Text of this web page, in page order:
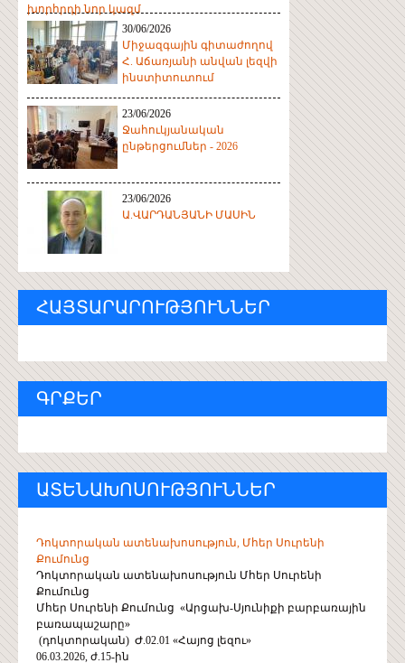
խորհրդի նոր կազմ
30/06/2026
Միջազգային գիտաժողով
Հ. Աճառյանի անվան լեզվի
ինստիտուտում
23/06/2026
Ջահուկյանական
ընթերցումներ - 2026
23/06/2026
Ա.ՎԱՐԴԱՆՅԱՆԻ ՄԱՍԻՆ
ՀԱՅՏԱՐԱՐՈՒԹՅՈՒՆՆԵՐ
ԳՐՔԵՐ
ԱՏԵՆԱԽՈՍՈՒԹՅՈՒՆՆԵՐ
Դոկտորական ատենախոսություն, Մհեր Սուրենի
Քումունց
Դոկտորական ատենախոսություն Մհեր Սուրենի
Քումունց
Մհեր Սուրենի Քումունց «Արցախ-Սյունիքի բարբառային
բառապաշարը»
(դոկտորական) Ժ.02.01 «Հայոց լեզու»
06.03.2026, ժ.15-ին